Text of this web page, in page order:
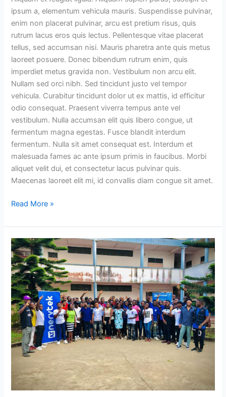
ipsum a, elementum vehicula mauris. Suspendisse pulvinar,
enim non placerat pulvinar, arcu est pretium risus, quis
rutrum lacus eros quis lectus. Pellentesque vitae placerat
tellus, sed accumsan nisi. Mauris pharetra ante quis metus
laoreet posuere. Donec bibendum rutrum enim, quis
imperdiet metus gravida non. Vestibulum non arcu elit.
Nullam sed orci nibh. Sed tincidunt justo vel tempor
vehicula. Curabitur tincidunt dolor ut ex mattis, id efficitur
odio consequat. Praesent viverra tempus ante vel
vestibulum. Nulla accumsan elit quis libero congue, ut
fermentum magna egestas. Fusce blandit interdum
fermentum. Nulla sit amet consequat est. Interdum et
malesuada fames ac ante ipsum primis in faucibus. Morbi
aliquet velit dui, et consectetur lacus pulvinar quis.
Maecenas laoreet elit mi, id convallis diam congue sit amet.
Read More »
Nervtek
Community
Meetup
2